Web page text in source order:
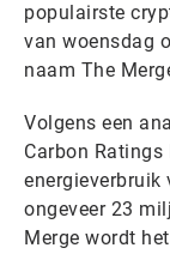
populairste
van woensdag
naam The
Volgens een
Carbon Ratings
energieverbruik
ongeveer 23
Merge wordt